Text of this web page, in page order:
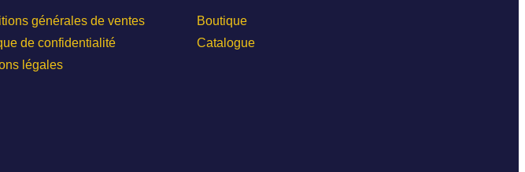
générales de ventes
de confidentialité
légales
Boutique
Catalogue